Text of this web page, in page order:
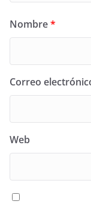
Nombre*
Correo
Web